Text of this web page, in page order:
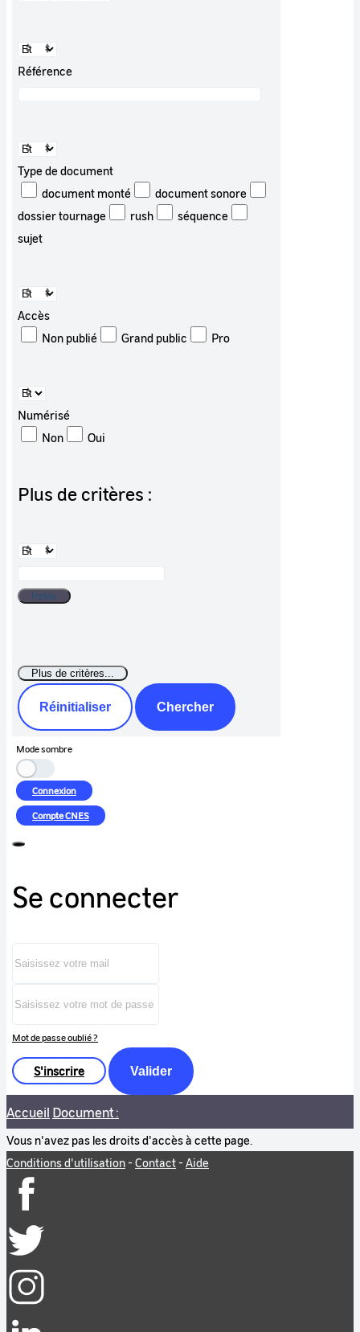
Référence
Type de document
document monté
document sonore
dossier tournage
rush
séquence
sujet
Accès
Non publié
Grand public Pro
Numérisé
Non
Oui
Plus de critères :
Réinitialiser Chercher
Mode sombre
Connexion
CompteCNES
Se connecter
Mot de passe oublié ?
S'inscrire Valider
Accueil Document :
Vous n'avez pas les droits d'accès à cette page.
Conditions d'utilisation - Contact - Aide